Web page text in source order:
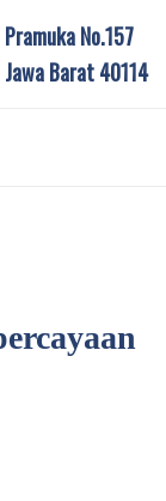
No.157
Barat 40114